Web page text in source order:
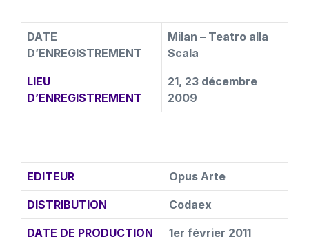
DATE
D’ENREGISTREMENT
Milan – Teatro alla
Scala
LIEU
D’ENREGISTREMENT
21, 23 décembre
2009
EDITEUR Opus Arte
DISTRIBUTION Codaex
DATE DE PRODUCTION 1er février 2011